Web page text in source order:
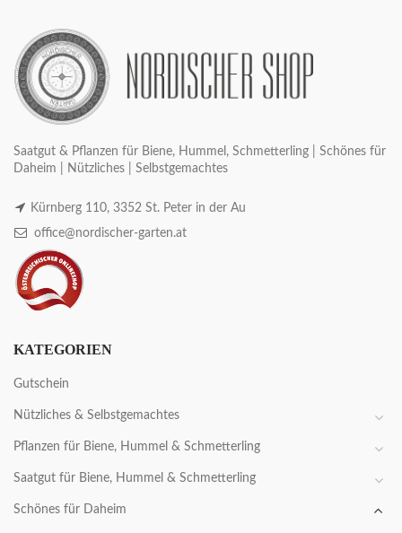
Saatgut & Pflanzen für Biene, Hummel, Schmetterling | Schönes für
Daheim | Nützliches | Selbstgemachtes
Kürnberg 110, 3352 St. Peter in der Au
office@nordischer-garten.at
KATEGORIEN
Gutschein
Nützliches & Selbstgemachtes
Pflanzen für Biene, Hummel & Schmetterling
Saatgut für Biene, Hummel & Schmetterling
Schönes für Daheim